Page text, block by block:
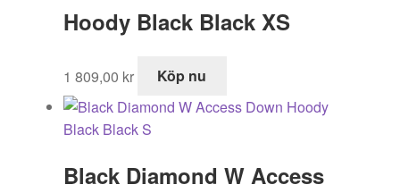
Hoody Black Black XS
1 809,00 kr Köp nu
Black Diamond W Access